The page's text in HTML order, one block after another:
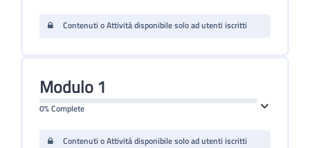
Contenuti o Attività disponibile solo ad utenti iscritti
Modulo 1
0% Complete
Contenuti o Attività disponibile solo ad utenti iscritti